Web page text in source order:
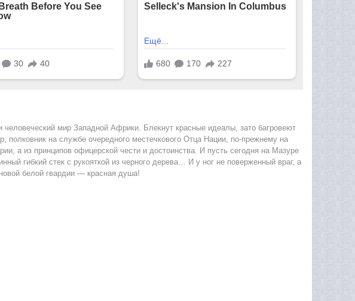
мир Западной Африки. Блекнут красные идеалы, зато багровеют
полковник на службе очередного местечкового Отца Нации, по-прежнему на
а из принципов офицерской чести и достоинства. И пусть сегодня на Мазуре
гибкий стек с рукояткой из черного дерева… И у ног не поверженный враг, а
белой гвардии — красная душа!